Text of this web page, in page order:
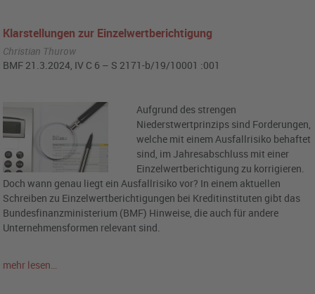
Klarstellungen zur Einzelwertberichtigung
Christian Thurow
BMF 21.3.2024, IV C 6 – S 2171-b/19/10001 :001
Aufgrund des strengen
Niederstwertprinzips sind Forderungen,
welche mit einem Ausfallrisiko behaftet
sind, im Jahresabschluss mit einer
Einzelwertberichtigung zu korrigieren.
Doch wann genau liegt ein Ausfallrisiko vor? In einem aktuellen
Schreiben zu Einzelwertberichtigungen bei Kreditinstituten gibt das
Bundesfinanzministerium (BMF) Hinweise, die auch für andere
Unternehmensformen relevant sind.
mehr lesen…